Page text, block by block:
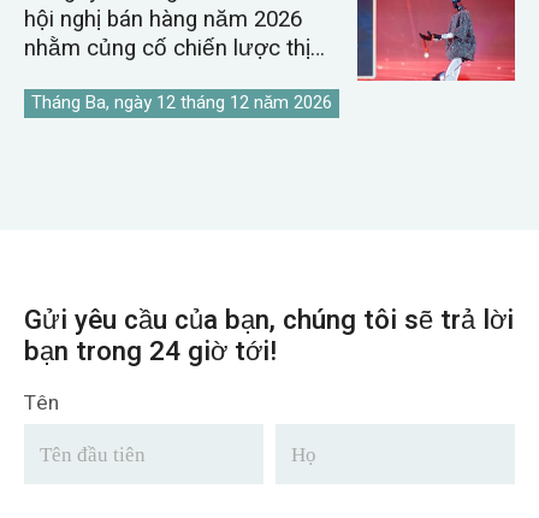
hội nghị bán hàng năm 2026
nhằm củng cố chiến lược thị
Tháng Ba, ngày 12 tháng 12 năm 2026
Gửi yêu cầu của bạn, chúng tôi sẽ trả lời
bạn trong 24 giờ tới!
Tên